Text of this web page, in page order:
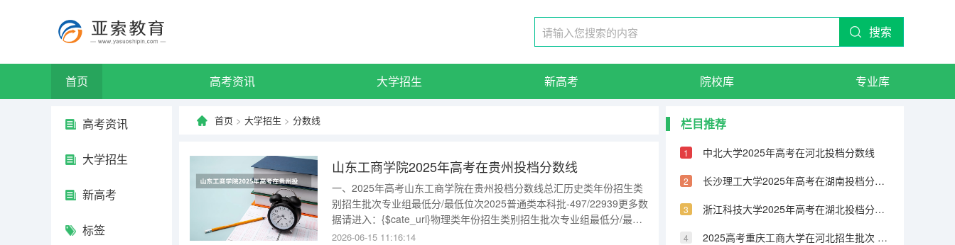
搜索
首页 高考资讯 大学招生 新高考 院校库 专业库
高考资讯
大学招生
新高考
标签
首页 > 大学招生 > 分数线
山东工商学院2025年高考在贵州投档分数线
一、2025年高考山东工商学院在贵州投档分数线总汇历史类年份招生类
别招生批次专业组最低分/最低位次2025普通类本科批-497/22939更多数
据请进入：{$cate_url}物理类年份招生类别招生批次专业组最低分/最低
位次2025普通类本科批-446/100377更多数据请进入：{$cate_url}
2026-06-15 11:16:14
栏目推荐
中北大学2025年高考在河北投档分数线
长沙理工大学2025年高考在湖南投档分数线
浙江科技大学2025年高考在湖北投档分数线
2025高考重庆工商大学在河北招生批次 有哪些专业？（2026参考）